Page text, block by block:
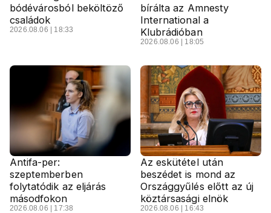
bódévárosból beköltöző
családok
2026.08.06 | 18:33
bírálta az Amnesty
International a
Klubrádióban
2026.08.06 | 18:05
Antifa-per:
szeptemberben
folytatódik az eljárás
másodfokon
2026.08.06 | 17:38
Az eskütétel után
beszédet is mond az
Országgyűlés előtt az új
köztársasági elnök
2026.08.06 | 16:43